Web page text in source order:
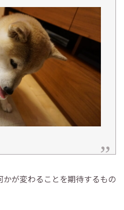
が変わることを期待するもの